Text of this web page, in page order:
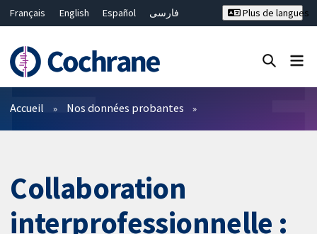
Français English Español
فارسی
Bahasa Malaysia
ไทย
繁體中文
简体中文
Plus de langues
Filtres
Accueil Nos données probantes
Collaboration
interprofessionnelle :